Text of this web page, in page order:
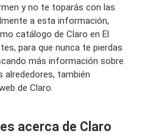
y no te toparás con las
a esta información,
catálogo de Claro en El
para que nunca te pierdas
más información sobre
alrededores, también
de Claro.
acerca de Claro